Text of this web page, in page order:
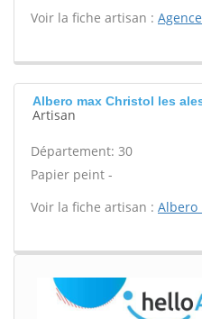
Voir la fiche artisan :
Albero max Christol les
Artisan
Département: 30
Papier peint -
Voir la fiche artisan : Albero